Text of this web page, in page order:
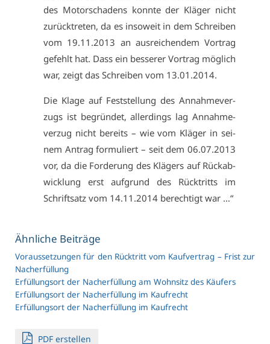
des Mo­tor­scha­dens konn­te der Klä­ger nicht
zu­rück­tre­ten, da es in­so­weit in dem Schrei­ben
vom 19.11.2013 an aus­rei­chen­dem Vor­trag
ge­fehlt hat. Dass ein bes­se­rer Vor­trag mög­lich
war, zeigt das Schrei­ben vom 13.01.2014.
Die Kla­ge auf Fest­stel­lung des An­nah­me­ver­
zugs ist be­grün­det, al­ler­dings lag An­nah­me­
ver­zug nicht be­reits – wie vom Klä­ger in sei­
nem An­trag for­mu­liert – seit dem 06.07.2013
vor, da die For­de­rung des Klä­gers auf Rück­ab­
wick­lung erst auf­grund des Rück­tritts im
Schrift­satz vom 14.11.2014 be­rech­tigt war …“
Ähn­li­che Bei­trä­ge
Vor­aus­set­zun­gen für den Rück­tritt vom Kauf­ver­trag – Frist zur
Nach­er­fül­lung
Er­fül­lungs­ort der Nach­er­fül­lung am Wohn­sitz des Käu­fers
Er­fül­lungs­ort der Nach­er­fül­lung im Kauf­recht
Er­fül­lungs­ort der Nach­er­fül­lung im Kauf­recht
PDF er­stel­len